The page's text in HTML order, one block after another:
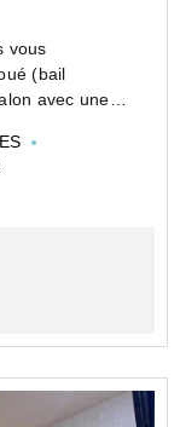
vous
(bail
avec une
Appart...